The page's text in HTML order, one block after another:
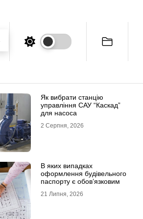
Як вибрати станцію
управління САУ “Каскад”
для насоса
2 Серпня, 2026
В яких випадках
оформлення будівельного
паспорту є обов’язковим
21 Липня, 2026